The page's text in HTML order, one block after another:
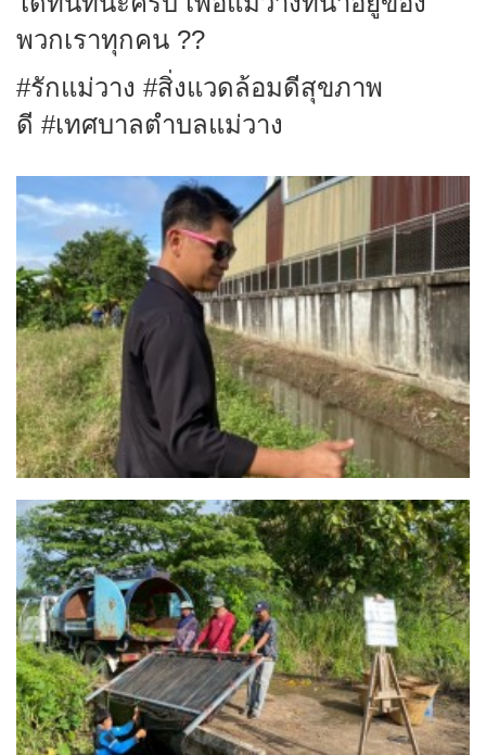
พวกเราทุกคน ??
#รักแม่วาง #สิ่งแวดล้อมดีสุขภาพ
ดี #เทศบาลตำบลแม่วาง